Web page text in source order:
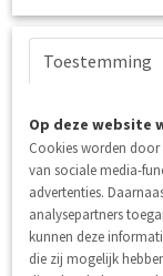
Inloggen
Toestemming
Op deze website
Cookies worden door
van sociale media-
advertenties.
analysepartners
kunnen deze
die zij mogelijk